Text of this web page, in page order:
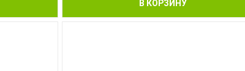
В КОРЗИНУ